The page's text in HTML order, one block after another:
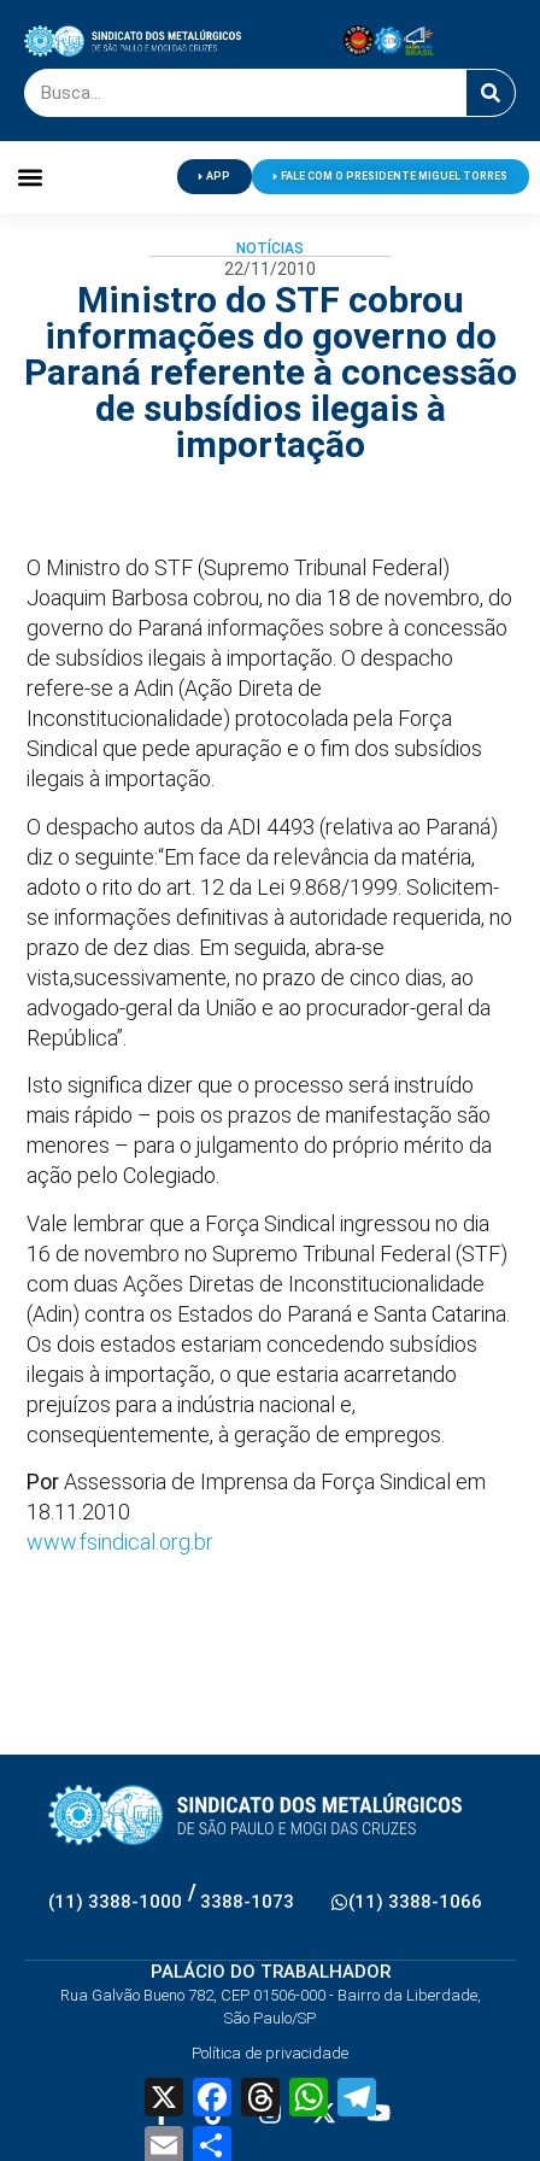
APP FALE COM O PRESIDENTE MIGUEL TORRES
NOTÍCIAS
22/11/2010
Ministro do STF cobrou
informações do governo do
Paraná referente à concessão
de subsídios ilegais à
importação
O Ministro do STF (Supremo Tribunal Federal)
Joaquim Barbosa cobrou, no dia 18 de novembro, do
governo do Paraná informações sobre à concessão
de subsídios ilegais à importação. O despacho
refere-se a Adin (Ação Direta de
Inconstitucionalidade) protocolada pela Força
Sindical que pede apuração e o fim dos subsídios
ilegais à importação.
O despacho autos da ADI 4493 (relativa ao Paraná)
diz o seguinte:“Em face da relevância da matéria,
adoto o rito do art. 12 da Lei 9.868/1999. Solicitem-
se informações definitivas à autoridade requerida, no
prazo de dez dias. Em seguida, abra-se
vista,sucessivamente, no prazo de cinco dias, ao
advogado-geral da União e ao procurador-geral da
República”.
Isto significa dizer que o processo será instruído
mais rápido – pois os prazos de manifestação são
menores – para o julgamento do próprio mérito da
ação pelo Colegiado.
Vale lembrar que a Força Sindical ingressou no dia
16 de novembro no Supremo Tribunal Federal (STF)
com duas Ações Diretas de Inconstitucionalidade
(Adin) contra os Estados do Paraná e Santa Catarina.
Os dois estados estariam concedendo subsídios
ilegais à importação, o que estaria acarretando
prejuízos para a indústria nacional e,
conseqüentemente, à geração de empregos.
PorAssessoria de Imprensa da Força Sindical em
18.11.2010
www.fsindical.org.br
(11) 3388-1000 / 3388-1073 (11) 3388-1066
PALÁCIO DO TRABALHADOR
Rua Galvão Bueno 782, CEP 01506-000 - Bairro da Liberdade,
São Paulo/SP
Política de privacidade
X FacebookThreadsWhatsApp
Email